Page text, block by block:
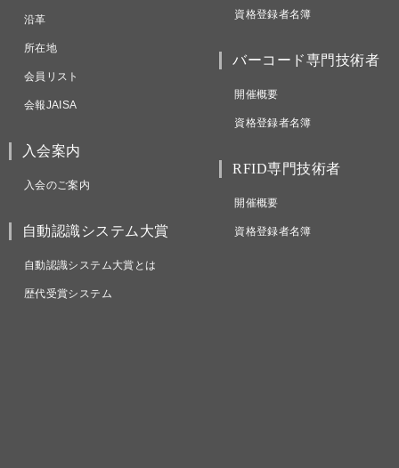
沿革
所在地
会員リスト
会報JAISA
入会案内
入会のご案内
自動認識システム大賞
自動認識システム大賞とは
歴代受賞システム
資格登録者名簿
バーコード専門技術者
開催概要
資格登録者名簿
RFID専門技術者
開催概要
資格登録者名簿